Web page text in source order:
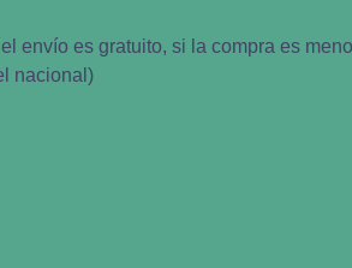
envío es gratuito, si la compra es
nacional)